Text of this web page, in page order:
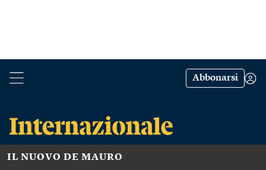
Abbonarsi
IL NUOVO DE MAURO